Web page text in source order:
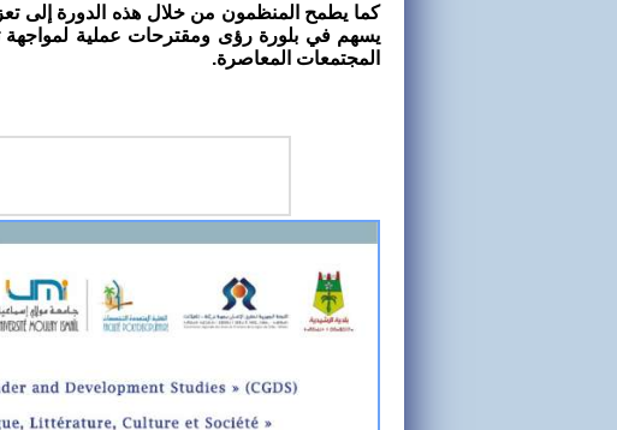
كما يطمح المنظمون من خلال هذه الدورة إلى
يسهم في بلورة رؤى ومقترحات عملية لمواجهة
المجتمعات المعاصرة.